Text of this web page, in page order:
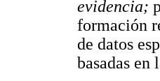
evidencia;
formación
de datos
basadas